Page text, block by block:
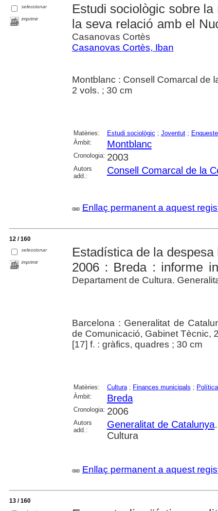
seleccionar
imprimir
Estudi sociològic sobre
la seva relació amb el
Casanovas Cortès
Casanovas Cortès, Iban
Montblanc : Consell Comarcal de
2 vols. ; 30 cm
Matèries: Estudi sociològic ; Joventut;
Àmbit:
Montblanc
Cronologia: 2003
Autors
add.:
Consell Comarcal de la
Enllaç permanent a aquest
12 / 160
seleccionar
imprimir
Estadística de la
2006 : Breda : informe
Departament de Cultura.
Barcelona : Generalitat de
de Comunicació, Gabinet Tècnic,
[17] f. : gràfics, quadres ; 30 cm
Matèries: Cultura; Finances municipals ;
Àmbit:
Breda
Cronologia: 2006
Autors
add.:
Generalitat de Catalunya
Cultura
Enllaç permanent a aquest
13 / 160